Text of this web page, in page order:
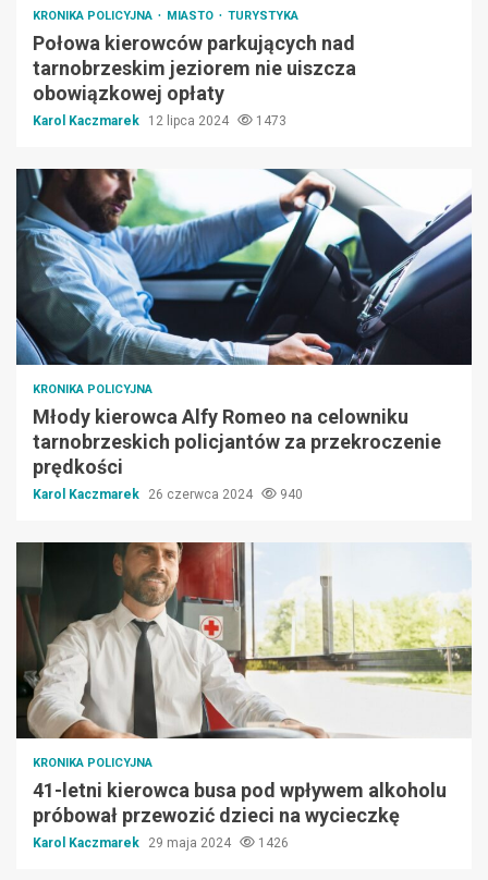
KRONIKA POLICYJNA MIASTO TURYSTYKA
Połowa kierowców parkujących nad
tarnobrzeskim jeziorem nie uiszcza
obowiązkowej opłaty
Karol Kaczmarek 12 lipca 2024 1473
KRONIKA POLICYJNA
Młody kierowca Alfy Romeo na celowniku
tarnobrzeskich policjantów za przekroczenie
prędkości
Karol Kaczmarek 26 czerwca 2024 940
KRONIKA POLICYJNA
41-letni kierowca busa pod wpływem alkoholu
próbował przewozić dzieci na wycieczkę
Karol Kaczmarek 29 maja 2024 1426